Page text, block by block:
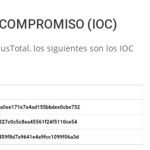
(IOC)
los siguientes son los IOC